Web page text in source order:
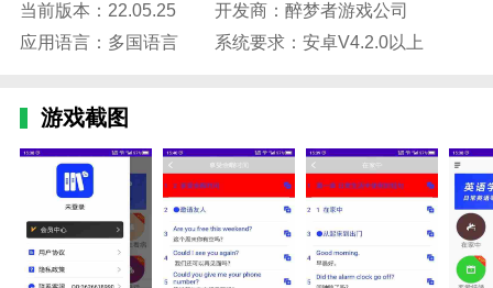
英语学习助手亮点
当前版本：22.05.25
开发商：醉梦者游戏公司
应用语言：多国语言
系统要求：安卓V4.2.0以上
游戏截图